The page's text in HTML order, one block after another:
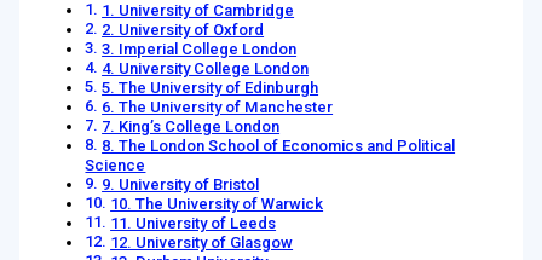
1. University of Cambridge
2. University of Oxford
3. Imperial College London
4. University College London
5. The University of Edinburgh
6. The University of Manchester
7. King’s College London
8. The London School of Economics and Political
Science
9. University of Bristol
10. The University of Warwick
11. University of Leeds
12. University of Glasgow